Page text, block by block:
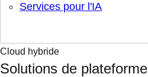
Services pour l'IA
Cloud hybride
Solutions de plateforme